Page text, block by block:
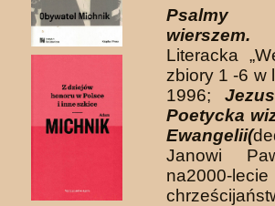
Psalmy
wierszem.
Literacka
zbiory 1 -6 w
1996;
Poetycka
Ewangelii(
Janowi
na2000-lecie